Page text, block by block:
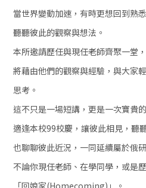
當世界變動加速，有時更想回到熟
聽聽彼此的觀察與想法。
本所邀請歷任與現任老師齊聚一堂
將藉由他們的觀察與經驗，與大家
思考。
這不只是一場短講，更是一次寶貴
適逢本校99校慶，讓彼此相見，聽
也聊聊彼此近況，一同延續屬於俄
不論你現任老師、在學同學，或是
「回娘家(Homecoming) 」。